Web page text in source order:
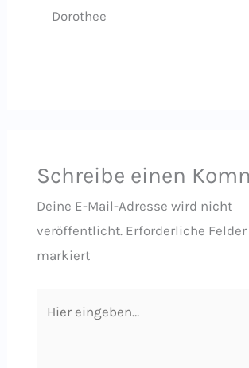
Dorothee
Schreibe einen
Deine E-Mail-Adresse wird nicht
veröffentlicht. Erforderliche
markiert
eingeben…